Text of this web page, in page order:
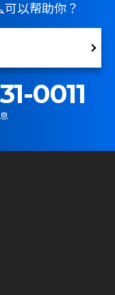
以帮助你？
0011